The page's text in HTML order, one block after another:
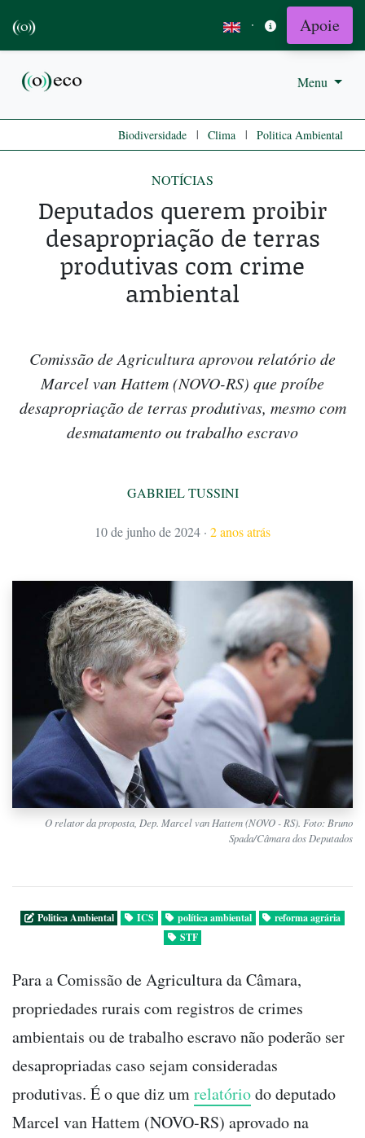
· Apoie
Menu
Biodiversidade | Clima | Politica Ambiental
NOTÍCIAS
Deputados querem proibir
desapropriação de terras
produtivas com crime
ambiental
Comissão de Agricultura aprovou relatório de
Marcel van Hattem (NOVO-RS) que proíbe
desapropriação de terras produtivas, mesmo com
desmatamento ou trabalho escravo
GABRIEL TUSSINI
10 de junho de 2024 · 2 anos atrás
O relator da proposta, Dep. Marcel van Hattem (NOVO - RS). Foto: Bruno
Spada/Câmara dos Deputados
Politica Ambiental ICS política ambiental
reforma agrária
STF
Para a Comissão de Agricultura da Câmara,
propriedades rurais com registros de crimes
ambientais ou de trabalho escravo não poderão ser
desapropriadas caso sejam consideradas
produtivas. É o que diz umrelatóriodo deputado
Marcel van Hattem (NOVO-RS) aprovado na